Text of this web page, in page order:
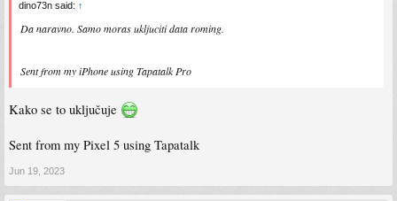
dino73n said: ↑
Da naravno. Samo moras ukljuciti data roming.
Sent from my iPhone using Tapatalk Pro
Kako se to uključuje
Sent from my Pixel 5 using Tapatalk
Jun 19, 2023